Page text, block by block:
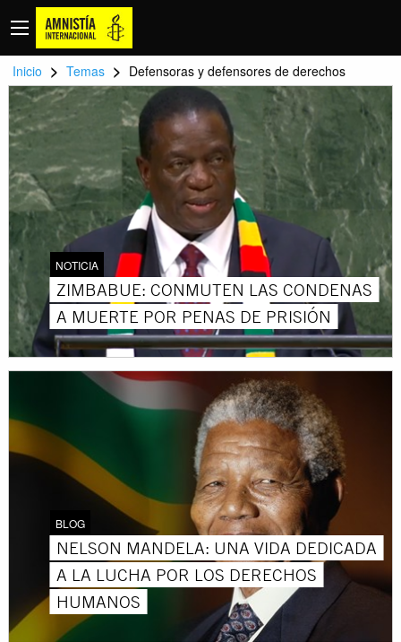
Inicio > Temas > Defensoras y defensores de derechos
NOTICIA
ZIMBABUE: CONMUTEN LAS CONDENAS
A MUERTE POR PENAS DE PRISIÓN
BLOG
NELSON MANDELA: UNA VIDA DEDICADA
A LA LUCHA POR LOS DERECHOS
HUMANOS